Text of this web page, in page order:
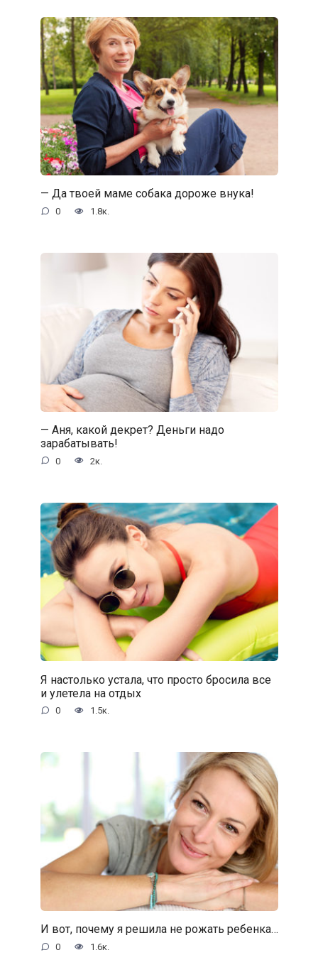
— Да твоей маме собака дороже внука!
0 1.8к.
— Аня, какой декрет? Деньги надо
зарабатывать!
0 2к.
Я настолько устала, что просто бросила все
и улетела на отдых
0 1.5к.
И вот, почему я решила не рожать ребенка…
0 1.6к.